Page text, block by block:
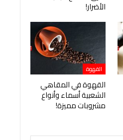
الأضرار!
القهوة
القهوة في المقاهي
الشعبية أسماء وأنواع
مشروبات مميزة!